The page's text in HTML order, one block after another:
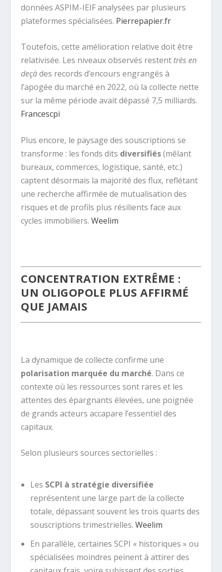
données ASPIM-IEIF analysées par plusieurs
plateformes spécialisées. Pierrepapier.fr
Toutefois, cette amélioration relative doit être
relativisée. Les niveaux observés restent très en
deçàdes records d’encours engrangés à
l’apogée du marché en 2022, où la collecte nette
sur la même période avait dépassé 7,5 milliards.
Francescpi
Plus encore, le paysage des souscriptions se
transforme : les fonds dits diversifiés(mêlant
bureaux, commerces, logistique, santé, etc.)
captent désormais la majorité des flux, reflétant
une recherche affirmée de mutualisation des
risques et de profils plus résilients face aux
cycles immobiliers.Weelim
CONCENTRATION EXTRÊME :
UN OLIGOPOLE PLUS AFFIRMÉ
QUE JAMAIS
La dynamique de collecte confirme une
polarisation marquée du marché. Dans ce
contexte où les ressources sont rares et les
attentes des épargnants élevées, une poignée
de grands acteurs accapare l’essentiel des
capitaux.
Selon plusieurs sources sectorielles :
Les SCPI à stratégie diversifiée
représentent une large part de la collecte
totale, dépassant souvent les trois quarts des
souscriptions trimestrielles. Weelim
En parallèle, certaines SCPI « historiques » ou
spécialisées moindres peinent à attirer des